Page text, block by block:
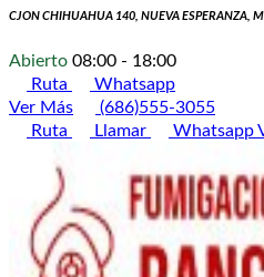
CJON CHIHUAHUA 140, NUEVA ESPERANZA,
Abierto 08:00 - 18:00
Ruta
Whatsapp
Ver Más
(686)555-3055
Ruta
Llamar Whatsapp